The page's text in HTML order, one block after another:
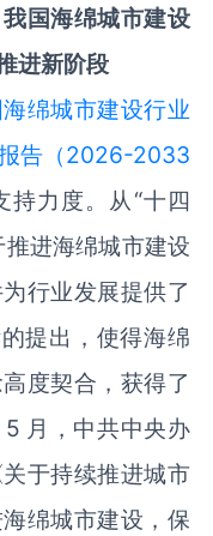
国海绵城市建设
进新阶段
绵城市建设行业
告（2026-2033
持力度。从“十四
进海绵城市建设
行业发展提供了
提出，使得海绵
度契合，获得了
月，中共中央办
于持续推进城市
绵城市建设，保